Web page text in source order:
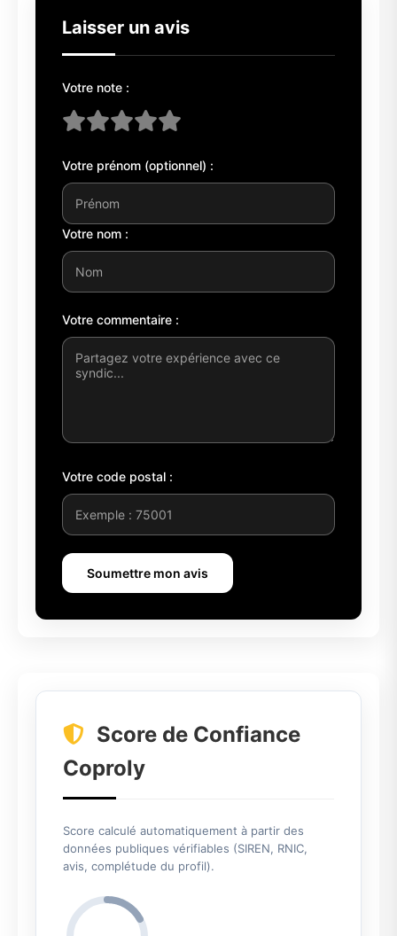
Laisser un avis
Votre note :
Votre prénom (optionnel) :
Votre nom :
Votre commentaire :
Votre code postal :
Soumettre mon avis
Score de Confiance
Coproly
Score calculé automatiquement à partir des
données publiques vérifiables (SIREN, RNIC,
avis, complétude du profil).